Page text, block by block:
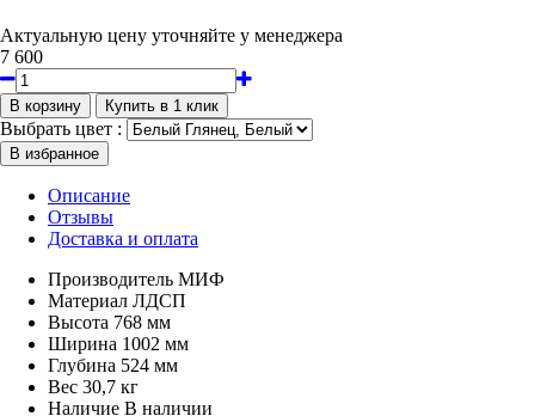
Актуальную цену уточняйте у менеджера
7 600
Выбрать цвет :
Описание
Отзывы
Доставка и оплата
Производитель МИФ
Материал ЛДСП
Высота 768 мм
Ширина 1002 мм
Глубина 524 мм
Вес 30,7 кг
Наличие В наличии